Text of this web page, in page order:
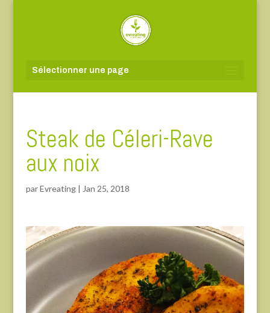
Sélectionner une page
Steak de Céleri-Rave
aux noix
parEvreating| Jan 25, 2018